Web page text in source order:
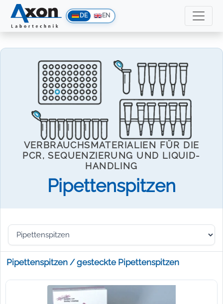
DE EN
VERBRAUCHSMATERIALIEN FÜR DIE
PCR, SEQUENZIERUNG UND LIQUID-
HANDLING
Pipettenspitzen
Pipettenspitzen / gesteckte Pipettenspitzen